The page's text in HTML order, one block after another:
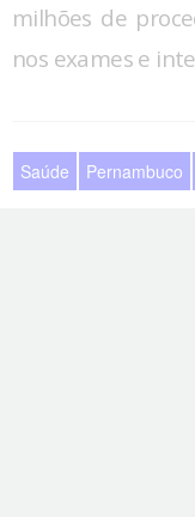
milhões de
nos exames e
Saúde Pernambuco